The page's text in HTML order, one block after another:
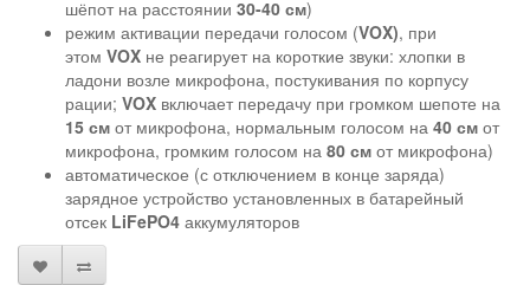
шёпот на расстоянии 30-40 см)
режим активации передачи голосом (VOX), при
этом VOX не реагирует на короткие звуки: хлопки в
ладони возле микрофона, постукивания по корпусу
рации; VOX включает передачу при громком шепоте на
15 см от микрофона, нормальным голосом на 40 см от
микрофона, громким голосом на 80 см от микрофона)
автоматическое (с отключением в конце заряда)
зарядное устройство установленных в батарейный
отсек LiFePO4 аккумуляторов